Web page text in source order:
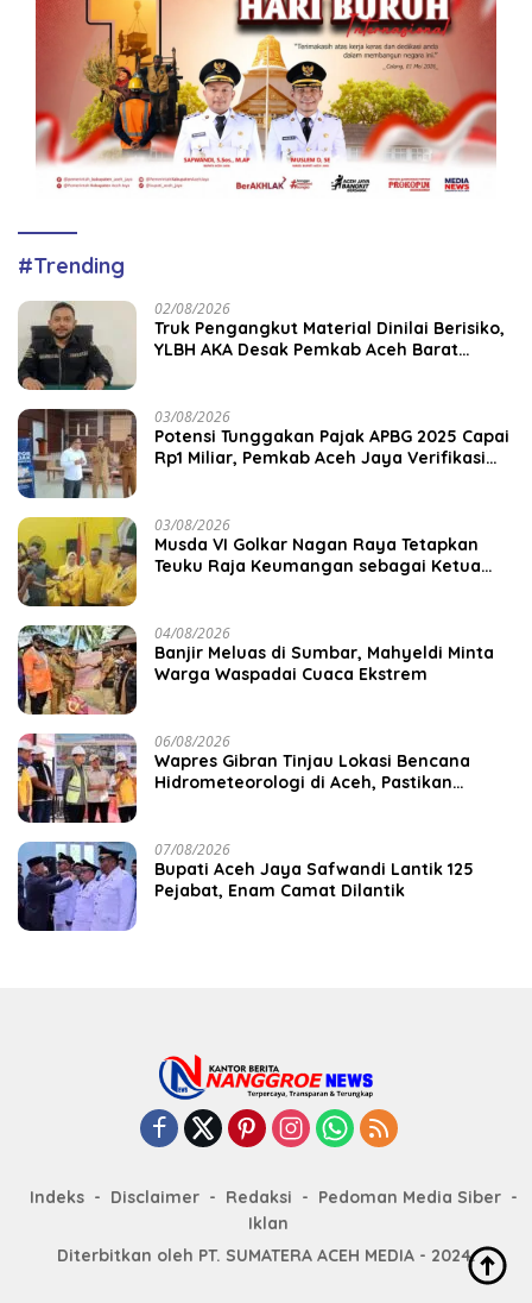
#Trending
02/08/2026
Truk Pengangkut Material Dinilai Berisiko,
YLBH AKA Desak Pemkab Aceh Barat
03/08/2026
Potensi Tunggakan Pajak APBG 2025 Capai
Rp1 Miliar, Pemkab Aceh Jaya Verifikasi
03/08/2026
Musda VI Golkar Nagan Raya Tetapkan
Teuku Raja Keumangan sebagai Ketua
04/08/2026
Banjir Meluas di Sumbar, Mahyeldi Minta
Warga Waspadai Cuaca Ekstrem
06/08/2026
Wapres Gibran Tinjau Lokasi Bencana
Hidrometeorologi di Aceh, Pastikan
07/08/2026
Bupati Aceh Jaya Safwandi Lantik 125
Pejabat, Enam Camat Dilantik
Indeks Disclaimer Redaksi
Pedoman Media Siber
Iklan
Diterbitkan oleh PT. SUMATERA ACEH MEDIA - 2024.